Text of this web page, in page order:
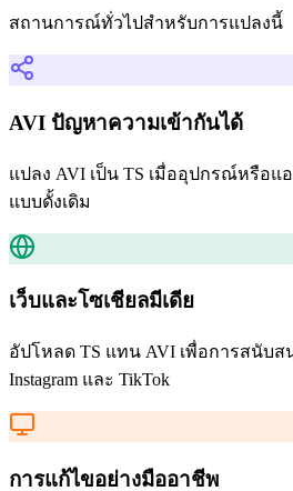
สถานการณ์ทั่วไปสำหรับการแปลงนี้
AVI ปัญหาความเข้ากันได้
แปลง AVI เป็น TS เมื่ออุปกรณ์หรือ
แบบดั้งเดิม
เว็บและโซเชียลมีเดีย
อัปโหลด TS แทน AVI เพื่อการสนับส
Instagram และ TikTok
การแก้ไขอย่างมืออาชีพ